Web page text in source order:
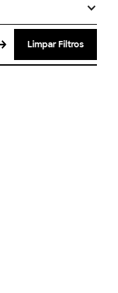
Limpar Filtros